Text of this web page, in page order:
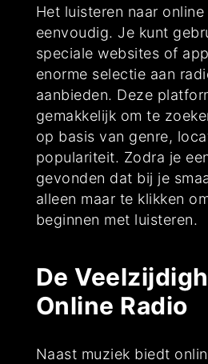
Het luisteren naar
eenvoudig. Je kunt
speciale websites of
enorme selectie aan
aanbieden. Deze
gemakkelijk om te
op basis van genre,
populariteit. Zodra je
gevonden dat bij je
alleen maar te klikken
beginnen met luisteren.
De
Online Radio
Naast muziek biedt